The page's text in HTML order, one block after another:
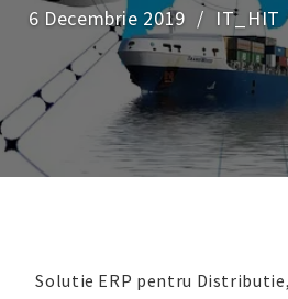
6 Decembrie 2019 IT_HIT
Solutie ERP pentru